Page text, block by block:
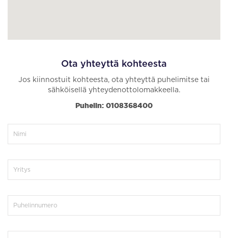
Ota yhteyttä kohteesta
Jos kiinnostuit kohteesta, ota yhteyttä puhelimitse tai
sähköisellä yhteydenottolomakkeella.
Puhelin: 0108368400